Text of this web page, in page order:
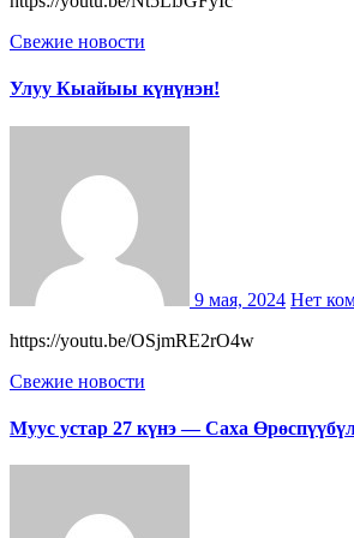
Свежие новости
Улуу Кыайыы күнүнэн!
9 мая, 2024 Нет
https://youtu.be/OSjmRE2rO4w
Свежие новости
Муус устар 27 күнэ — Саха